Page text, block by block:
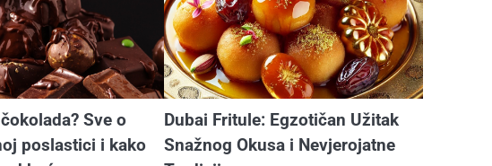
Sve o
poslastici i kako
Dubai Fritule: Egzotičan Užitak
Snažnog Okusa i Nevjerojatne